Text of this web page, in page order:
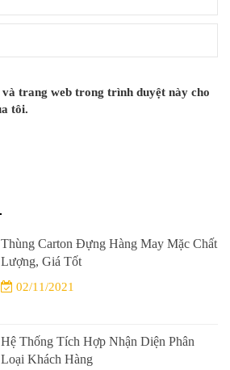
trang web trong trình duyệt này cho
tôi.
Thùng Carton Đựng Hàng May Mặc Chất
Lượng, Giá Tốt
02/11/2021
Hệ Thống Tích Hợp Nhận Diện Phân
Loại Khách Hàng